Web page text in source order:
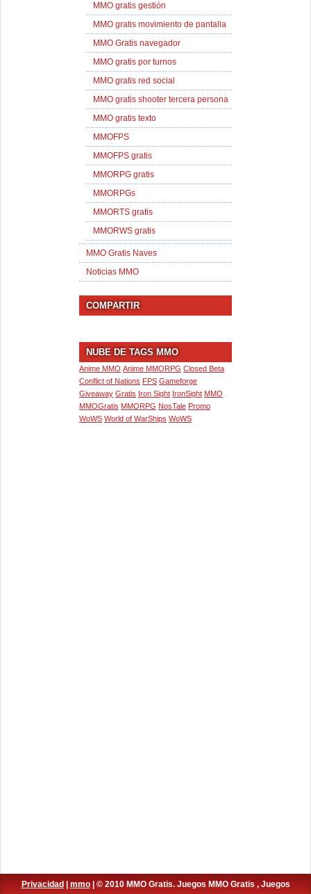
MMO gratis gestión
MMO gratis movimiento de pantalla
MMO Gratis navegador
MMO gratis por turnos
MMO gratis red social
MMO gratis shooter tercera persona
MMO gratis texto
MMOFPS
MMOFPS gratis
MMORPG gratis
MMORPGs
MMORTS gratis
MMORWS gratis
MMO Gratis Naves
Noticias MMO
COMPARTIR
NUBE DE TAGS MMO
Anime MMO Anime MMORPG Closed Beta
Conflict of Nations FPS Gameforge
Giveaway Gratis Iron Sight IronSight MMO
MMOGratis MMORPG NosTale Promo
WoWS World of WarShips WoWS
Privacidad mmo| © 2010 MMO Gratis. Juegos MMO Gratis , Juegos